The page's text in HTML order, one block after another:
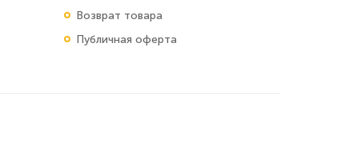
Возврат товара
Публичная оферта